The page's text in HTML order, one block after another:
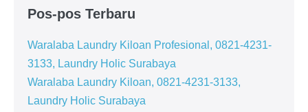
Pos-pos Terbaru
Waralaba Laundry Kiloan Profesional, 0821-4231-
3133, Laundry Holic Surabaya
Waralaba Laundry Kiloan, 0821-4231-3133,
Laundry Holic Surabaya